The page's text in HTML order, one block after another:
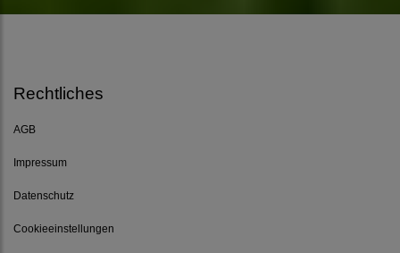
Rechtliches
AGB
Impressum
Datenschutz
Cookieeinstellungen